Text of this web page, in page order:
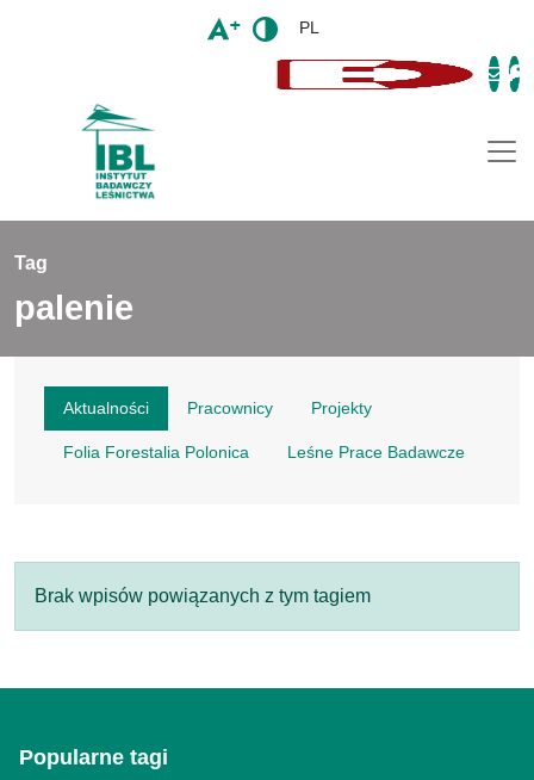
PL
Tag
palenie
Aktualności Pracownicy Projekty
Folia Forestalia Polonica Leśne Prace Badawcze
Brak wpisów powiązanych z tym tagiem
Popularne tagi